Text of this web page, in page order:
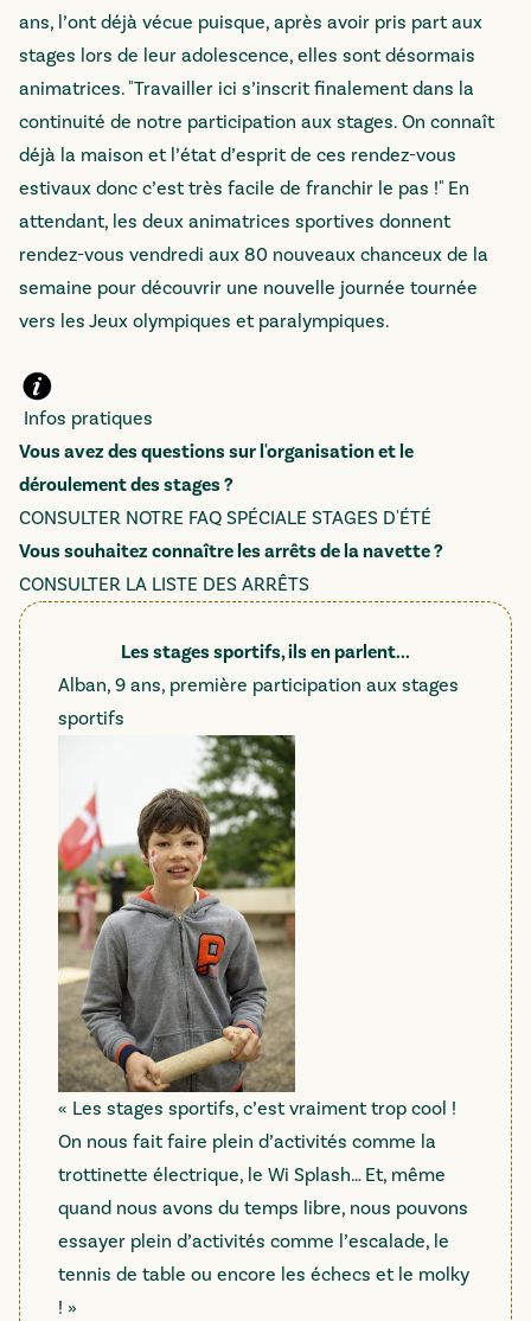
ans, l’ont déjà vécue puisque, après avoir pris part aux
stages lors de leur adolescence, elles sont désormais
animatrices. "Travailler ici s’inscrit finalement dans la
continuité de notre participation aux stages. On connaît
déjà la maison et l’état d’esprit de ces rendez-vous
estivaux donc c’est très facile de franchir le pas !" En
attendant, les deux animatrices sportives donnent
rendez-vous vendredi aux 80 nouveaux chanceux de la
semaine pour découvrir une nouvelle journée tournée
vers les Jeux olympiques et paralympiques.
Infos pratiques
Vous avez des questions sur l'organisation et le
déroulement des stages ?
CONSULTER NOTRE FAQ SPÉCIALE STAGES D'ÉTÉ
Vous souhaitez connaître les arrêts de la navette ?
CONSULTER LA LISTE DES ARRÊTS
Les stages sportifs, ils en parlent...
Alban, 9 ans, première participation aux stages
sportifs
« Les stages sportifs, c’est vraiment trop cool !
On nous fait faire plein d’activités comme la
trottinette électrique, le Wi Splash… Et, même
quand nous avons du temps libre, nous pouvons
essayer plein d’activités comme l’escalade, le
tennis de table ou encore les échecs et le molky
! »